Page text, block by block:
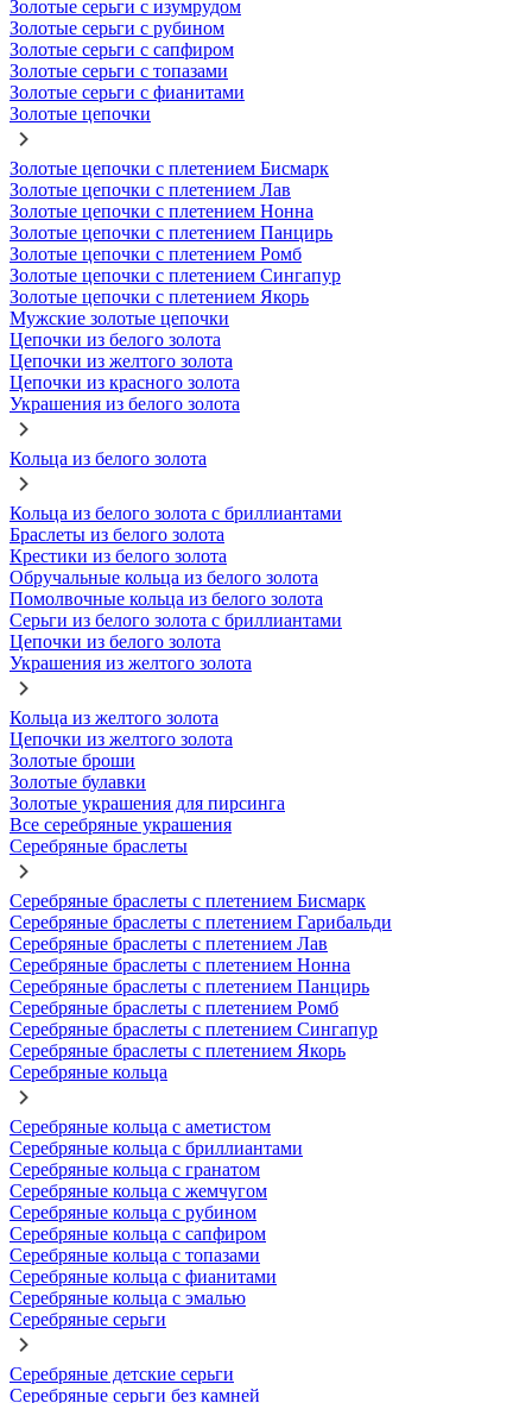
Золотые серьги с изумрудом
Золотые серьги с рубином
Золотые серьги с сапфиром
Золотые серьги с топазами
Золотые серьги с фианитами
Золотые цепочки
Золотые цепочки с плетением Бисмарк
Золотые цепочки с плетением Лав
Золотые цепочки с плетением Нонна
Золотые цепочки с плетением Панцирь
Золотые цепочки с плетением Ромб
Золотые цепочки с плетением Сингапур
Золотые цепочки с плетением Якорь
Мужские золотые цепочки
Цепочки из белого золота
Цепочки из желтого золота
Цепочки из красного золота
Украшения из белого золота
Кольца из белого золота
Кольца из белого золота с бриллиантами
Браслеты из белого золота
Крестики из белого золота
Обручальные кольца из белого золота
Помолвочные кольца из белого золота
Серьги из белого золота с бриллиантами
Цепочки из белого золота
Украшения из желтого золота
Кольца из желтого золота
Цепочки из желтого золота
Золотые броши
Золотые булавки
Золотые украшения для пирсинга
Все серебряные украшения
Серебряные браслеты
Серебряные браслеты с плетением Бисмарк
Серебряные браслеты с плетением Гарибальди
Серебряные браслеты с плетением Лав
Серебряные браслеты с плетением Нонна
Серебряные браслеты с плетением Панцирь
Серебряные браслеты с плетением Ромб
Серебряные браслеты с плетением Сингапур
Серебряные браслеты с плетением Якорь
Серебряные кольца
Серебряные кольца с аметистом
Серебряные кольца с бриллиантами
Серебряные кольца с гранатом
Серебряные кольца с жемчугом
Серебряные кольца с рубином
Серебряные кольца с сапфиром
Серебряные кольца с топазами
Серебряные кольца с фианитами
Серебряные кольца с эмалью
Серебряные серьги
Серебряные детские серьги
Серебряные серьги без камней